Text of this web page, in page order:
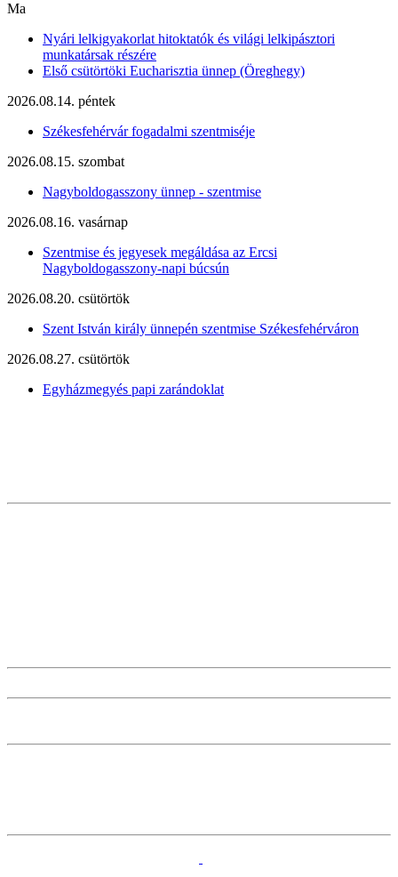
Ma
Nyári lelkigyakorlat hitoktatók és világi lelkipásztori
munkatársak részére
Első csütörtöki Eucharisztia ünnep (Öreghegy)
2026.08.14. péntek
Székesfehérvár fogadalmi szentmiséje
2026.08.15. szombat
Nagyboldogasszony ünnep - szentmise
2026.08.16. vasárnap
Szentmise és jegyesek megáldása az Ercsi
Nagyboldogasszony-napi búcsún
2026.08.20. csütörtök
Szent István király ünnepén szentmise Székesfehérváron
2026.08.27. csütörtök
Egyházmegyés papi zarándoklat